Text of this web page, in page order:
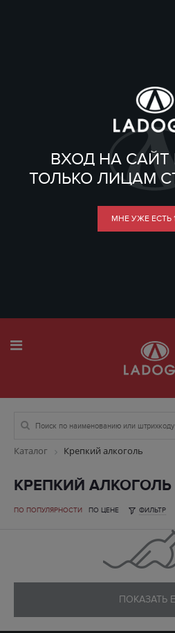
ВХОД НА САЙТ
ТОЛЬКО ЛИЦАМ
МНЕ УЖЕ ЕСТЬ
Каталог Крепкий алкоголь
КРЕПКИЙ АЛКОГОЛЬ
ПО ПОПУЛЯРНОСТИ ПО ЦЕНЕ ФИЛЬТР
ПОКАЗАТЬ